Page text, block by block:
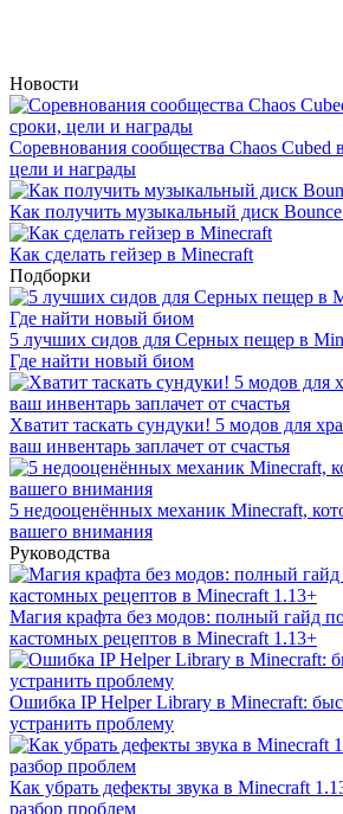
Новости
Соревнования сообщества Chaos Cubed
цели и награды
Как получить музыкальный диск
Как сделать гейзер в Minecraft
Подборки
5 лучших сидов для Серных пещер в
Где найти новый биом
Хватит таскать сундуки! 5 модов для
ваш инвентарь заплачет от счастья
5 недооценённых механик Minecraft,
вашего внимания
Руководства
Магия крафта без модов: полный гайд
кастомных рецептов в Minecraft 1.13+
Ошибка IP Helper Library в Minecraft:
устранить проблему
Как убрать дефекты звука в Minecraft
разбор проблем